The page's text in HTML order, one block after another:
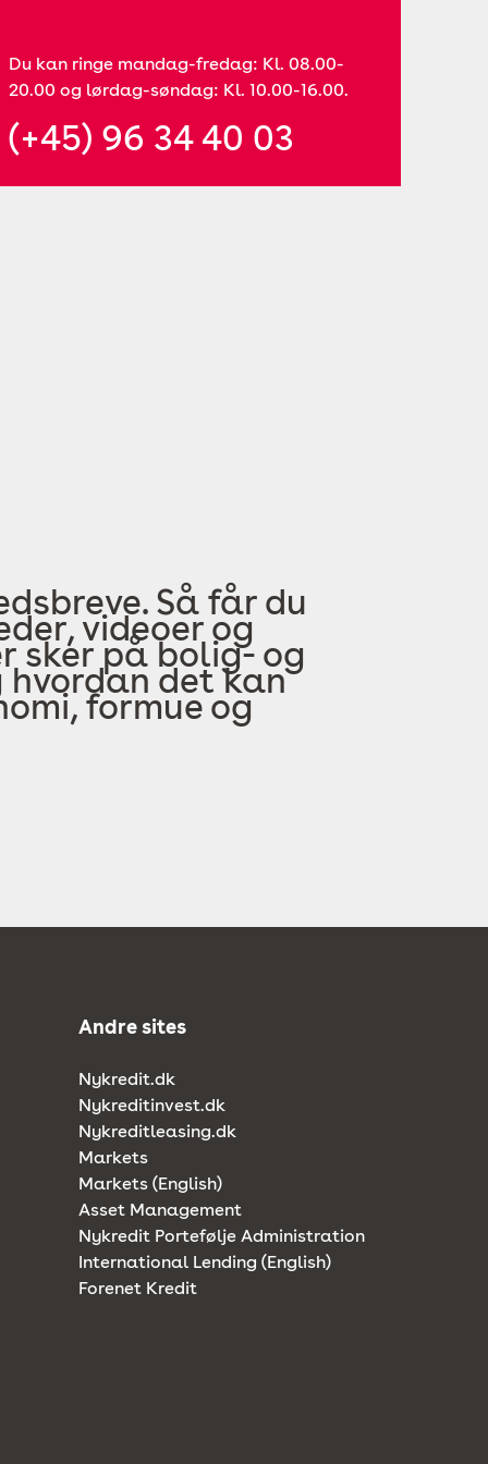
Du kan ringe mandag-fredag: Kl. 08.00-
20.00 og lørdag-søndag: Kl. 10.00-16.00.
(+45) 96 34 40 03
Så får du
videoer og
sker på bolig- og
hvordan det kan
formue og
Andre sites
Nykredit.dk
Nykreditinvest.dk
Nykreditleasing.dk
Markets
Markets (English)
Asset Management
Nykredit Portefølje Administration
International Lending (English)
Forenet Kredit